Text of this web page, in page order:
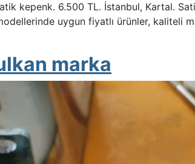
kepenk. 6.500 TL. İstanbul, Kartal.
uygun fiyatlı ürünler, kaliteli
marka